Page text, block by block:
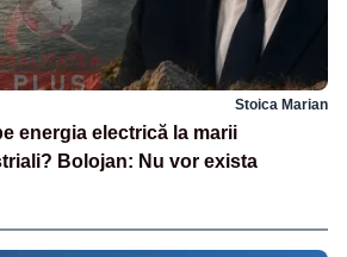
Stoica Marian
energia electrică la marii
Bolojan: Nu vor exista